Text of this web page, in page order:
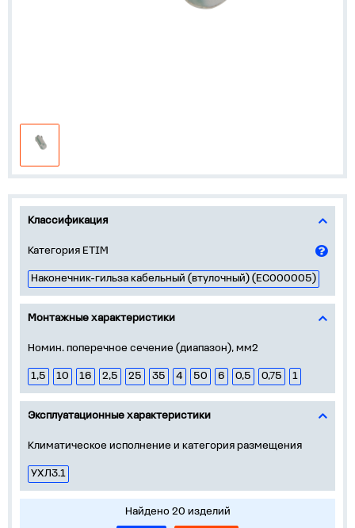
Классификация
Категория ETIM
Наконечник-гильза кабельный (втулочный) (EC000005)
Монтажные характеристики
Номин. поперечное сечение (диапазон), мм2
1,5 10 16 2,5 25 35 4 50 6 0,5 0,75 1
Эксплуатационные характеристики
Климатическое исполнение и категория размещения
УХЛ3.1
Найдено 20 изделий